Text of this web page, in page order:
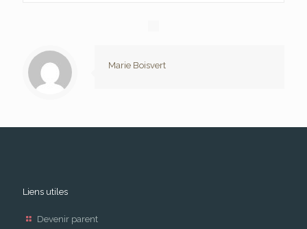
Marie Boisvert
Liens utiles
Devenir parent